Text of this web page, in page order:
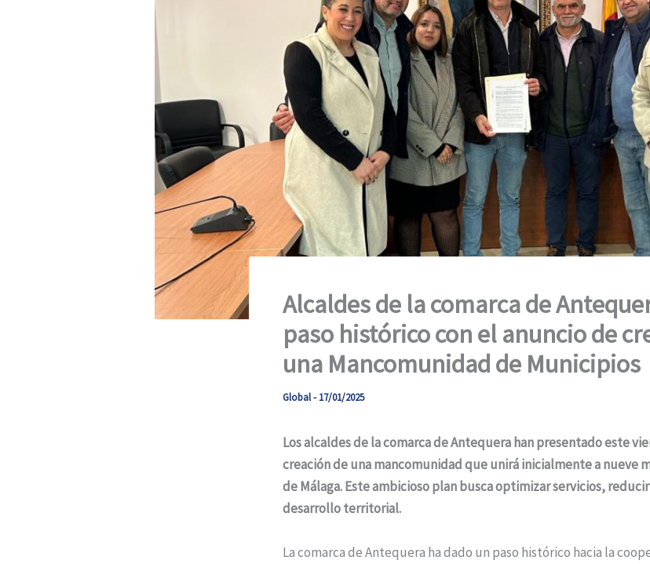
Alcaldes de la comarca de
paso histórico con el anuncio de
una Mancomunidad de Municipios
Global- 17/01/2025
Los alcaldes de la comarca de Antequera han presentado este
creación de una mancomunidad que unirá inicialmente a nueve
de Málaga. Este ambicioso plan busca optimizar servicios,
desarrollo territorial.
La comarca de Antequera ha dado un paso histórico hacia la